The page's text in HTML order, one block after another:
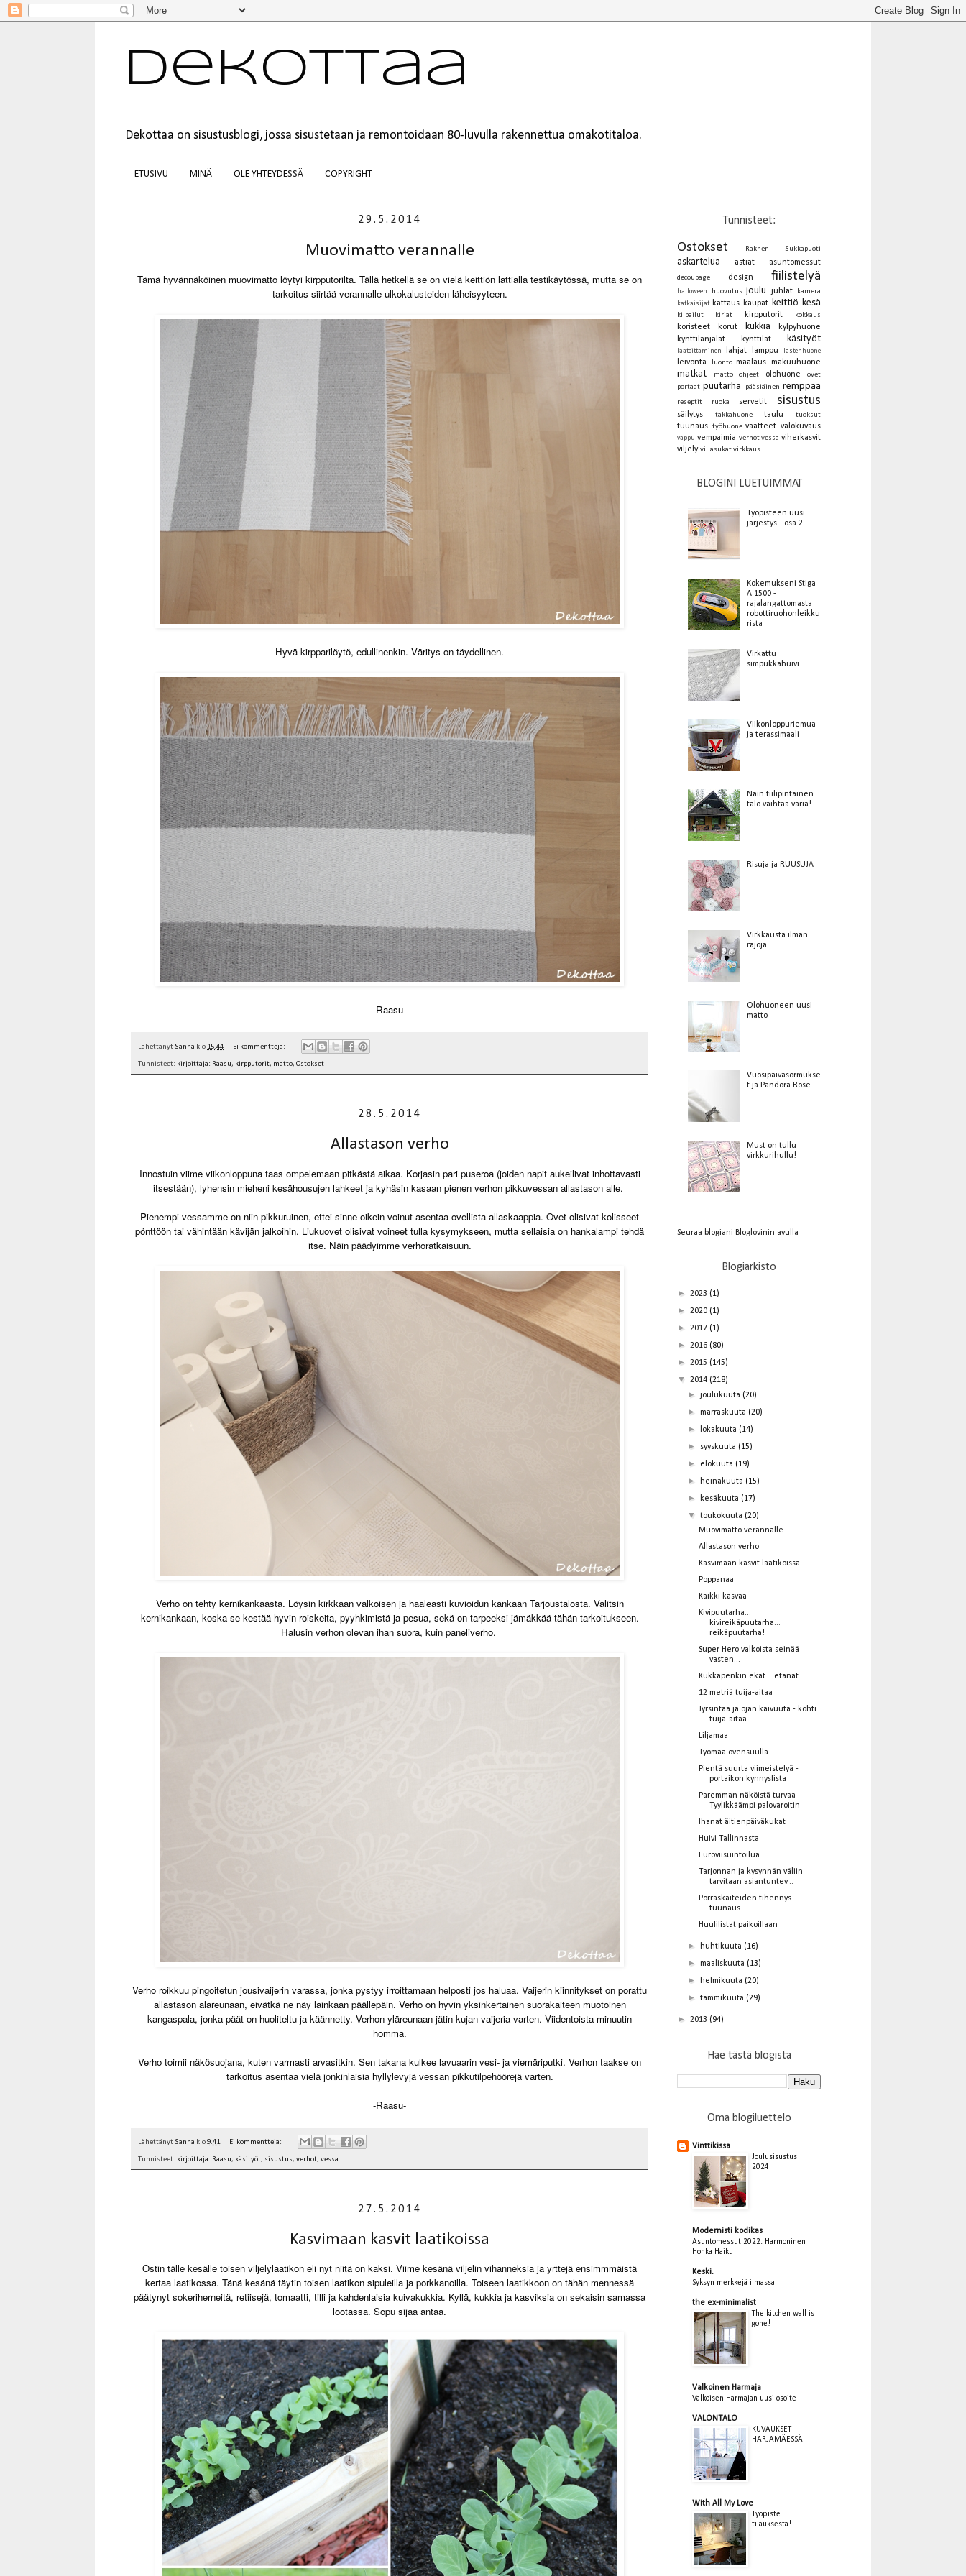
Dekottaa
Dekottaa on sisustusblogi, jossa sisustetaan ja remontoidaan 80-luvulla rakennettua omakotitaloa.
ETUSIVU MINÄ OLE YHTEYDESSÄ COPYRIGHT
29.5.2014
Muovimatto verannalle
Tämä hyvännäköinen muovimatto löytyi kirpputorilta. Tällä hetkellä se on vielä keittiön lattialla testikäytössä, mutta se on
tarkoitus siirtää verannalle ulkokalusteiden läheisyyteen.
Hyvä kirpparilöytö, edullinenkin. Väritys on täydellinen.
-Raasu-
Lähettänyt Sanna klo 15.44 Ei kommentteja:
Tunnisteet: kirjoittaja: Raasu, kirpputorit, matto, Ostokset
28.5.2014
Allastason verho
Innostuin viime viikonloppuna taas ompelemaan pitkästä aikaa. Korjasin pari puseroa (joiden napit aukeilivat inhottavasti
itsestään), lyhensin mieheni kesähousujen lahkeet ja kyhäsin kasaan pienen verhon pikkuvessan allastason alle.
Pienempi vessamme on niin pikkuruinen, ettei sinne oikein voinut asentaa ovellista allaskaappia. Ovet olisivat kolisseet
pönttöön tai vähintään kävijän jalkoihin. Liukuovet olisivat voineet tulla kysymykseen, mutta sellaisia on hankalampi tehdä
itse. Näin päädyimme verhoratkaisuun.
Verho on tehty kernikankaasta. Löysin kirkkaan valkoisen ja haaleasti kuvioidun kankaan Tarjoustalosta. Valitsin
kernikankaan, koska se kestää hyvin roiskeita, pyyhkimistä ja pesua, sekä on tarpeeksi jämäkkää tähän tarkoitukseen.
Halusin verhon olevan ihan suora, kuin paneliverho.
Verho roikkuu pingoitetun jousivaijerin varassa, jonka pystyy irroittamaan helposti jos haluaa. Vaijerin kiinnitykset on porattu
allastason alareunaan, eivätkä ne näy lainkaan päällepäin. Verho on hyvin yksinkertainen suorakaiteen muotoinen
kangaspala, jonka päät on huoliteltu ja käännetty. Verhon yläreunaan jätin kujan vaijeria varten. Viidentoista minuutin
homma.
Verho toimii näkösuojana, kuten varmasti arvasitkin. Sen takana kulkee lavuaarin vesi- ja viemäriputki. Verhon taakse on
tarkoitus asentaa vielä jonkinlaisia hyllylevyjä vessan pikkutilpehöörejä varten.
-Raasu-
Lähettänyt Sanna klo9.41 Ei kommentteja:
Tunnisteet: kirjoittaja: Raasu, käsityöt, sisustus, verhot, vessa
27.5.2014
Kasvimaan kasvit laatikoissa
Ostin tälle kesälle toisen viljelylaatikon eli nyt niitä on kaksi. Viime kesänä viljelin vihanneksia ja yrttejä ensimmmäistä
kertaa laatikossa. Tänä kesänä täytin toisen laatikon sipuleilla ja porkkanoilla. Toiseen laatikkoon on tähän mennessä
päätynyt sokeriherneitä, retiisejä, tomaatti, tilli ja kahdenlaisia kuivakukkia. Kyllä, kukkia ja kasviksia on sekaisin samassa
lootassa. Sopu sijaa antaa.
Tunnisteet:
Ostokset Raknen Sukkapuoti
askartelua astiat asuntomessut
decoupage design fiilistelyä
halloween huovutus joulu juhlat kamera
katkaisijat kattaus kaupat keittiö kesä
kilpailut kirjat kirpputorit kokkaus
koristeet korut kukkia
kylpyhuone
kynttilänjalat
kynttilät käsityöt
laatoittaminen lahjat lamppu lastenhuone
leivonta luonto maalaus makuuhuone
matkat matto ohjeet olohuone
ovet
portaat puutarha pääsiäinen remppaa
reseptit ruoka servetit sisustus
säilytys takkahuone taulu tuoksut
tuunaus työhuone vaatteet valokuvaus
vappu vempaimia verhot vessa viherkasvit
viljely villasukatvirkkaus
BLOGINI LUETUIMMAT
Työpisteen uusi
järjestys - osa 2
Kokemukseni Stiga
A 1500 -
rajalangattomasta
robottiruohonleikku
rista
Virkattu
simpukkahuivi
Viikonloppuriemua
ja terassimaali
Näin tiilipintainen
talo vaihtaa väriä!
Risuja ja RUUSUJA
Virkkausta ilman
rajoja
Olohuoneen uusi
matto
Vuosipäiväsormukse
t ja Pandora Rose
Must on tullu
virkkurihullu!
Seuraa blogiani Bloglovinin avulla
Blogiarkisto
► 2023 (1)
► 2020 (1)
► 2017 (1)
► 2016 (80)
► 2015 (145)
▼ 2014 (218)
► joulukuuta (20)
► marraskuuta (20)
► lokakuuta (14)
► syyskuuta (15)
► elokuuta (19)
► heinäkuuta (15)
► kesäkuuta (17)
▼toukokuuta (20)
Muovimatto verannalle
Allastason verho
Kasvimaan kasvit laatikoissa
Poppanaa
Kaikki kasvaa
Kivipuutarha...
kivireikäpuutarha...
reikäpuutarha!
Super Hero valkoista seinää
vasten...
Kukkapenkin ekat... etanat
12 metriä tuija-aitaa
Jyrsintää ja ojan kaivuuta - kohti
tuija-aitaa
Liljamaa
Työmaa ovensuulla
Pientä suurta viimeistelyä -
portaikon kynnyslista
Paremman näköistä turvaa -
Tyylikkäämpi palovaroitin
Ihanat äitienpäiväkukat
Huivi Tallinnasta
Euroviisuintoilua
Tarjonnan ja kysynnän väliin
tarvitaan asiantuntev...
Porraskaiteiden tihennys-
tuunaus
Huulilistat paikoillaan
► huhtikuuta (16)
► maaliskuuta (13)
► helmikuuta (20)
►tammikuuta (29)
► 2013 (94)
Hae tästä blogista
Oma blogiluettelo
Vinttikissa
Joulusisustus
2024
Modernisti kodikas
Asuntomessut 2022: Harmoninen
Honka Haiku
Keski.
Syksyn merkkejä ilmassa
the ex-minimalist
The kitchen wall is
gone!
Valkoinen Harmaja
Valkoisen Harmajan uusi osoite
VALONTALO
KUVAUKSET
HARJAMÄESSÄ
With All My Love
Työpiste
tilauksesta!